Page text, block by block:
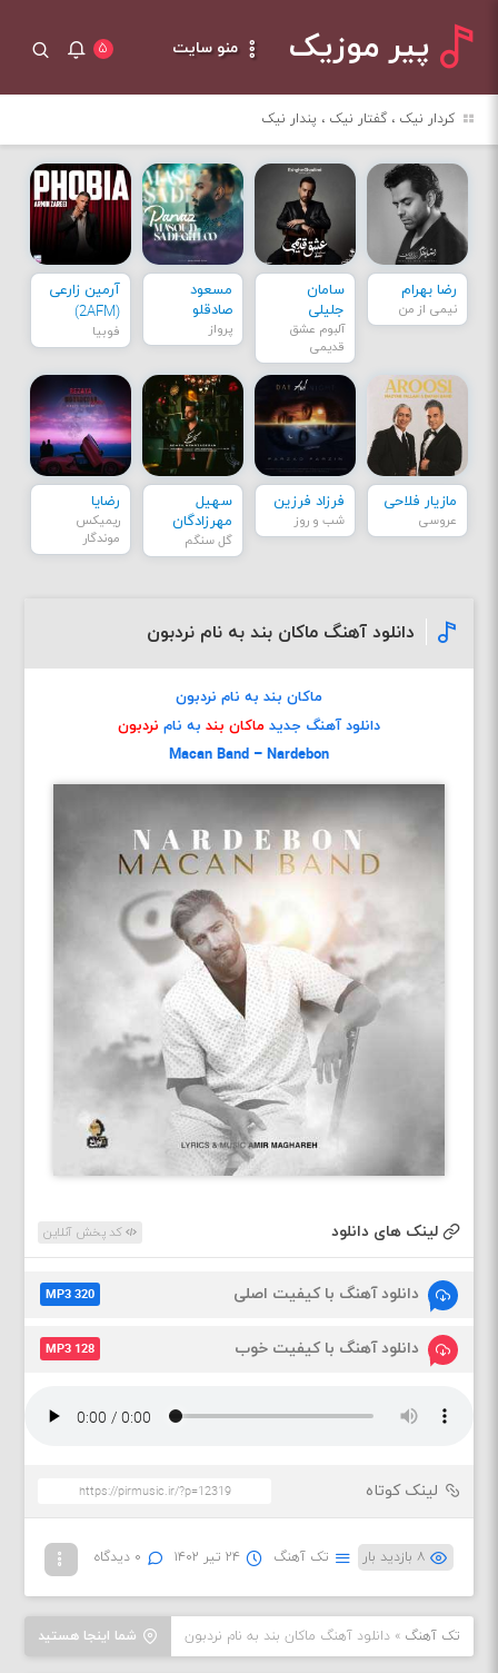
پیر موزیک منو سایت ۵
کردار نیک ، گفتار نیک ، پندار نیک
رضا بهرام
نیمی از من
سامان
جلیلی
آلبوم عشق
قدیمی
مسعود
صادقلو
پرواز
آرمین زارعی
(2AFM)
فوبیا
مازیار فلاحی
عروسی
فرزاد فرزین
شب و روز
سهیل
مهرزادگان
گل سنگم
رضایا
ریمیکس
موندگار
دانلود آهنگ ماکان بند به نام نردبون
ماکان بند به نام نردبون
دانلود آهنگ جدید ماکان بند به نام نردبون
Macan Band – Nardebon
لینک های دانلود کد پخش آنلاین
دانلود آهنگ با کیفیت اصلی MP3 320
دانلود آهنگ با کیفیت خوب MP3 128
لینک کوتاه
۸ بازدید بار تک آهنگ ۲۴ تیر ۱۴۰۲ ۰ دیدگاه
شما اینجا هستید تک آهنگ »دانلود آهنگ ماکان بند به نام نردبون